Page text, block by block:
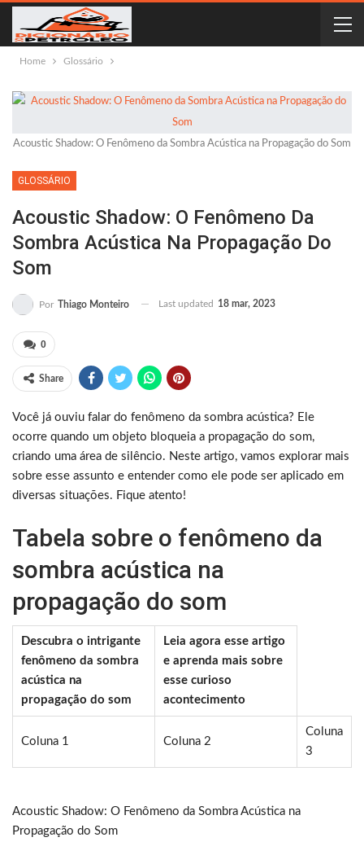
Home Glossário
Acoustic Shadow: O Fenômeno da Sombra Acústica na Propagação do Som
GLOSSÁRIO
Acoustic Shadow: O Fenômeno Da
Sombra Acústica Na Propagação Do
Som
Por Thiago Monteiro Last updated 18 mar, 2023
0
Share
Você já ouviu falar do fenômeno da sombra acústica? Ele
ocorre quando um objeto bloqueia a propagação do som,
criando uma área de silêncio. Neste artigo, vamos explorar mais
sobre esse assunto e entender como ele pode ser aplicado em
diversas situações. Fique atento!
Tabela sobre o fenômeno da
sombra acústica na
propagação do som
Descubra o intrigante
fenômeno da sombra
acústica na
propagação do som
Leia agora esse artigo
e aprenda mais sobre
esse curioso
acontecimento
Coluna 1 Coluna 2
Coluna
3
Acoustic Shadow: O Fenômeno da Sombra Acústica na
Propagação do Som